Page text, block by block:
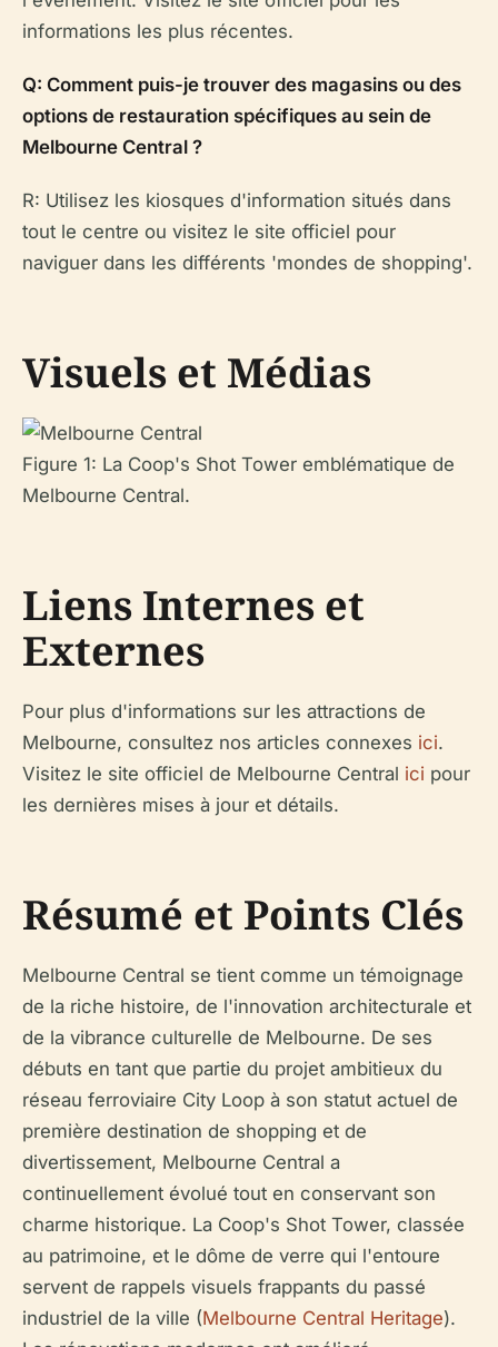
informations les plus récentes.
Q: Comment puis-je trouver des magasins ou des
options de restauration spécifiques au sein de
Melbourne Central ?
R: Utilisez les kiosques d'information situés dans
tout le centre ou visitez le site officiel pour
naviguer dans les différents 'mondes de shopping'.
Visuels et Médias
Figure 1: La Coop's Shot Tower emblématique de
Melbourne Central.
Liens Internes et
Externes
Pour plus d'informations sur les attractions de
Melbourne, consultez nos articles connexes ici.
Visitez le site officiel de Melbourne Central ici pour
les dernières mises à jour et détails.
Résumé et Points Clés
Melbourne Central se tient comme un témoignage
de la riche histoire, de l'innovation architecturale et
de la vibrance culturelle de Melbourne. De ses
débuts en tant que partie du projet ambitieux du
réseau ferroviaire City Loop à son statut actuel de
première destination de shopping et de
divertissement, Melbourne Central a
continuellement évolué tout en conservant son
charme historique. La Coop's Shot Tower, classée
au patrimoine, et le dôme de verre qui l'entoure
servent de rappels visuels frappants du passé
industriel de la ville (Melbourne Central Heritage).